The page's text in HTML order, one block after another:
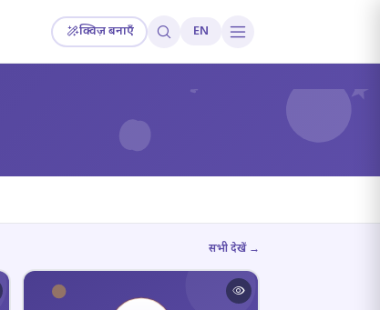
क्विज़ बनाएँ EN
?
सभी देखें →